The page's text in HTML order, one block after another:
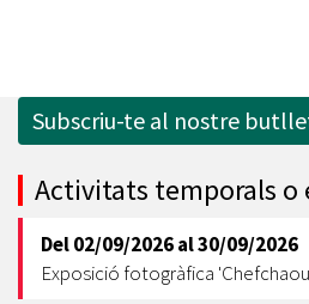
Subscriu-te al nostre
Activitats temporals o
Del02/09/2026al30/09/2026
Exposició fotogràfica